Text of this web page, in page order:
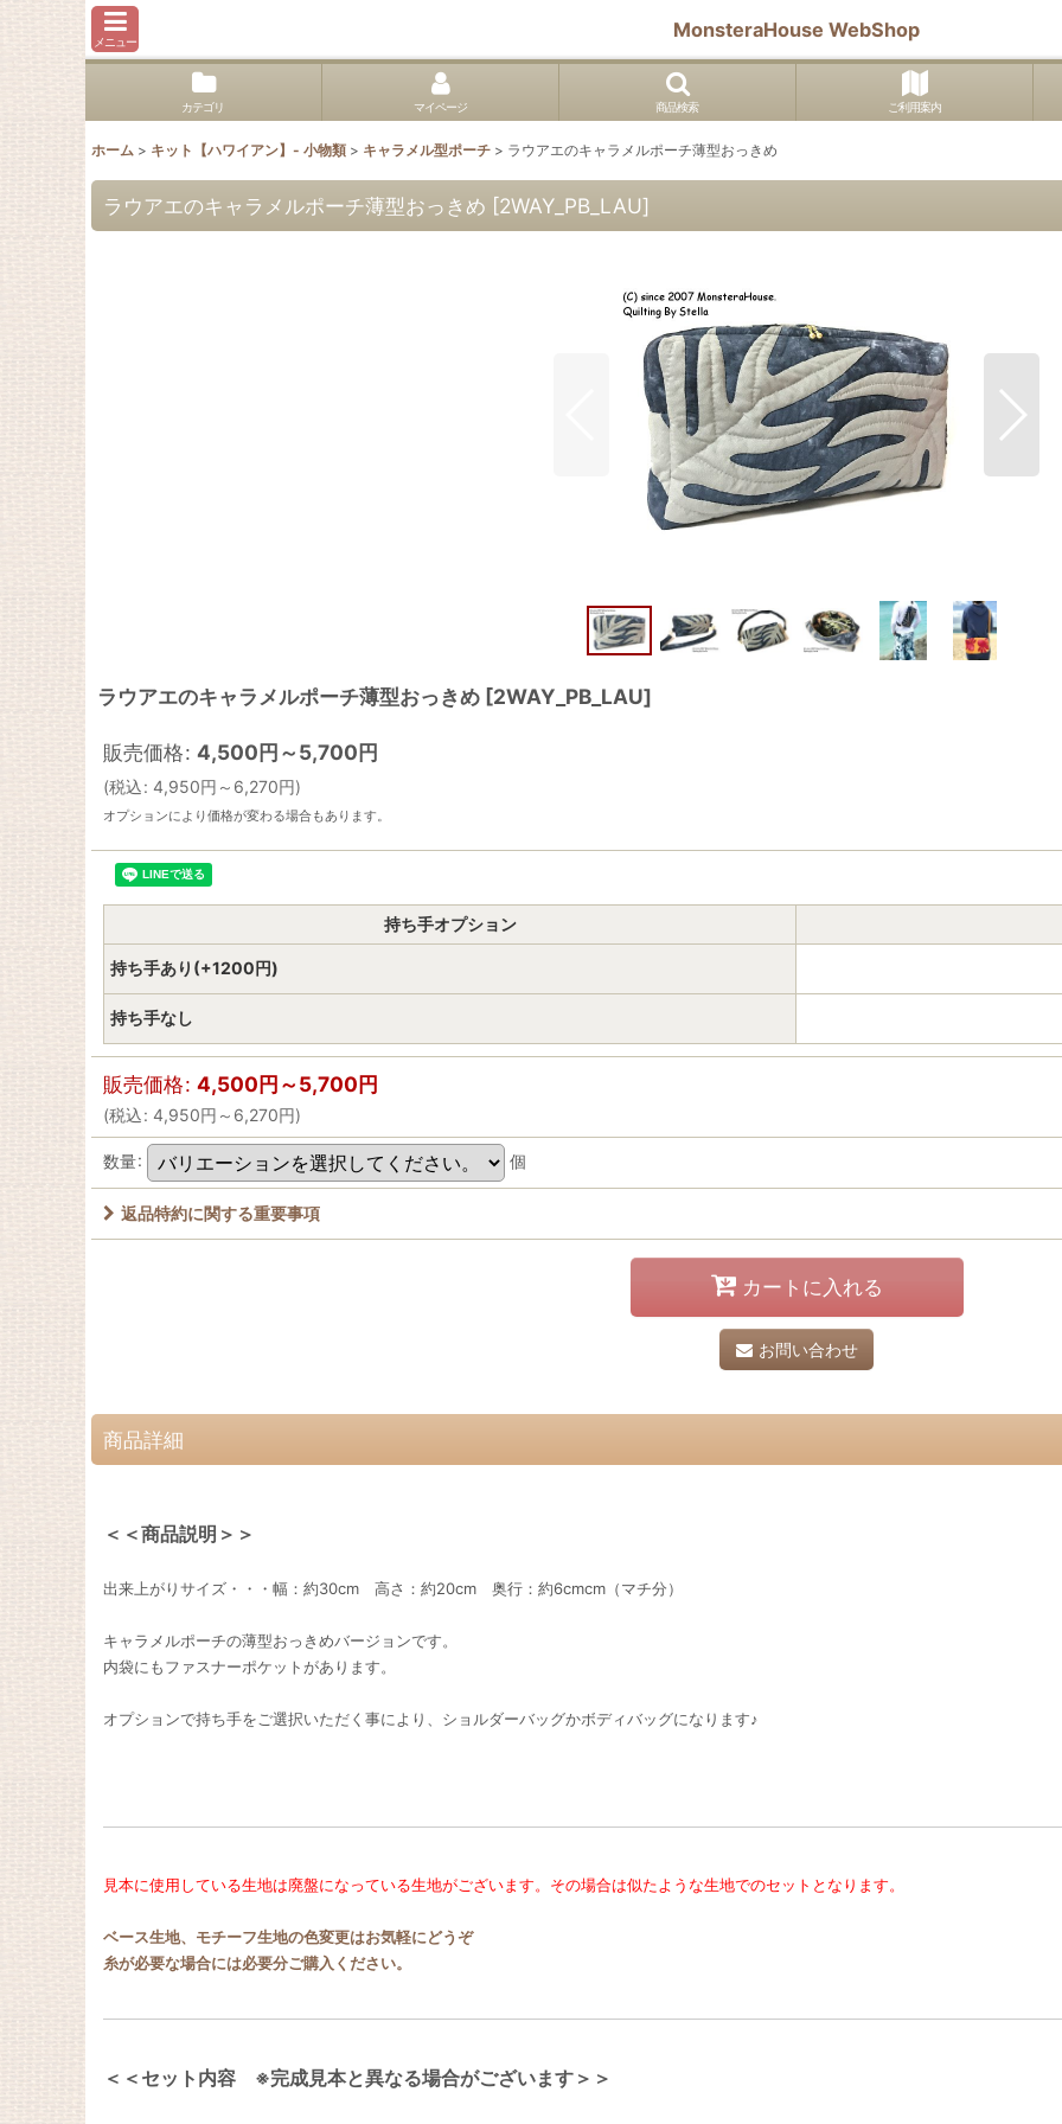
メニュー
MonsteraHouse WebShop
カテゴリ マイページ 商品検索 ご利用案内
ホーム > キット【ハワイアン】- 小物類 > キャラメル型ポーチ > ラウアエのキャラメルポーチ薄型おっきめ
ラウアエのキャラメルポーチ薄型おっきめ [2WAY_PB_LAU]
ラウアエのキャラメルポーチ薄型おっきめ [2WAY_PB_LAU]
販売価格: 4,500円～5,700円
(税込: 4,950円 ～6,270円)
オプションにより価格が変わる場合もあります。
持ち手オプション
持ち手あり(+1200円)
持ち手なし
販売価格: 4,500円～5,700円
(税込: 4,950円 ～6,270円)
数量: 個
返品特約に関する重要事項
カートに入れる
お問い合わせ
商品詳細
＜＜商品説明＞＞
出来上がりサイズ・・・幅：約30cm 高さ：約20cm 奥行：約6cmcm（マチ分）
キャラメルポーチの薄型おっきめバージョンです。
内袋にもファスナーポケットがあります。
オプションで持ち手をご選択いただく事により、ショルダーバッグかボディバッグになります♪
見本に使用している生地は廃盤になっている生地がございます。その場合は似たような生地でのセットとなります。
ベース生地、モチーフ生地の色変更はお気軽にどうぞ
糸が必要な場合には必要分ご購入ください。
＜＜セット内容 ※完成見本と異なる場合がございます＞＞